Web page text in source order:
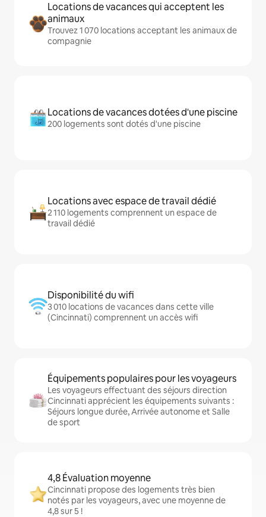
Locations de vacances qui acceptent les
animaux
Trouvez 1 070 locations acceptant les animaux de
compagnie
Locations de vacances dotées d'une piscine
200 logements sont dotés d'une piscine
Locations avec espace de travail dédié
2 110 logements comprennent un espace de
travail dédié
Disponibilité du wifi
3 010 locations de vacances dans cette ville
(Cincinnati) comprennent un accès wifi
Équipements populaires pour les voyageurs
Les voyageurs effectuant des séjours direction
Cincinnati apprécient les équipements suivants :
Séjours longue durée, Arrivée autonome et Salle
de sport
4,8 Évaluation moyenne
Cincinnati propose des logements très bien
notés par les voyageurs, avec une moyenne de
4,8 sur 5 !